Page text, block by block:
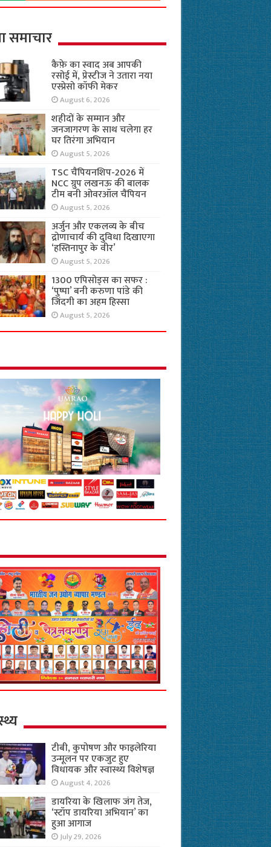
समाचार
कैफ़े का स्वाद अब आपकी
रसोई में, प्रेस्टीज ने उतारा नया
एस्प्रेसो कॉफी मेकर
August 6, 2026
शहीदों के सम्मान और
जनजागरण के साथ चलेगा हर
घर तिरंगा अभियान
August 5, 2026
TSC चैंपियनशिप-2026 में
NCC ग्रुप लखनऊ की बालक
टीम बनी ओवरऑल चैंपियन
August 5, 2026
अर्जुन और एकलव्य के बीच
द्रोणाचार्य की दुविधा दिखाएगा
‘हस्तिनापुर के वीर’
August 5, 2026
1300 एपिसोड्स का सफर :
‘पुष्पा’ बनी करुणा पांडे की
जिंदगी का अहम हिस्सा
August 5, 2026
टीबी, कुपोषण और फाइलेरिया
उन्मूलन पर एकजुट हुए
विधायक और स्वास्थ्य विशेषज्ञ
August 4, 2026
डायरिया के खिलाफ जंग तेज,
‘स्टॉप डायरिया अभियान’ का
हुआ आगाज
July 29, 2026